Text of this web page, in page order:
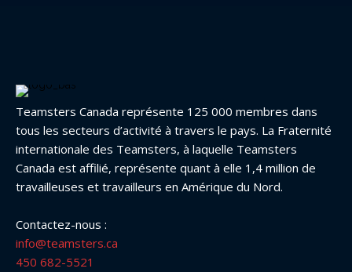
Teamsters Canada représente 125 000 membres dans
tous les secteurs d’activité à travers le pays. La Fraternité
internationale des Teamsters, à laquelle Teamsters
Canada est affilié, représente quant à elle 1,4 million de
travailleuses et travailleurs en Amérique du Nord.
Contactez-nous :
info@teamsters.ca
450 682-5521